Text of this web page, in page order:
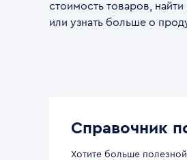
стоимость товаров,
или узнать больше о
Справочник
Хотите больше